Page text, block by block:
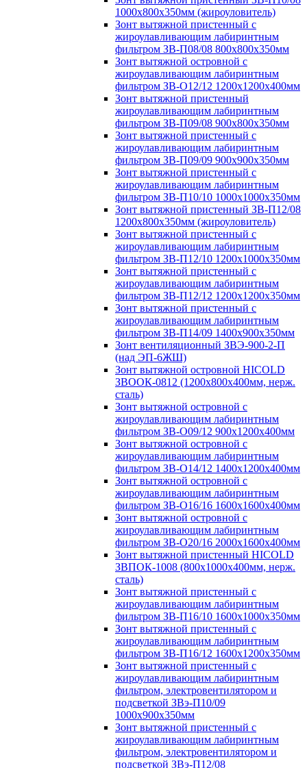
1000х800х350мм (жироуловитель)
Зонт вытяжной пристенный с
жироулавливающим лабиринтным
фильтром ЗВ-П08/08 800х800х350мм
Зонт вытяжной островной с
жироулавливающим лабиринтным
фильтром ЗВ-О12/12 1200х1200х400мм
Зонт вытяжной пристенный
жироулавливающим лабиринтным
фильтром ЗВ-П09/08 900х800х350мм
Зонт вытяжной пристенный с
жироулавливающим лабиринтным
фильтром ЗВ-П09/09 900х900х350мм
Зонт вытяжной пристенный с
жироулавливающим лабиринтным
фильтром ЗВ-П10/10 1000х1000х350мм
Зонт вытяжной пристенный ЗВ-П12/08
1200х800х350мм (жироуловитель)
Зонт вытяжной пристенный с
жироулавливающим лабиринтным
фильтром ЗВ-П12/10 1200х1000х350мм
Зонт вытяжной пристенный с
жироулавливающим лабиринтным
фильтром ЗВ-П12/12 1200х1200х350мм
Зонт вытяжной пристенный с
жироулавливающим лабиринтным
фильтром ЗВ-П14/09 1400х900х350мм
Зонт вентиляционный ЗВЭ-900-2-П
(над ЭП-6ЖШ)
Зонт вытяжной островной HICOLD
ЗВООК-0812 (1200х800x400мм, нерж.
сталь)
Зонт вытяжной островной с
жироулавливающим лабиринтным
фильтром ЗВ-О09/12 900х1200х400мм
Зонт вытяжной островной с
жироулавливающим лабиринтным
фильтром ЗВ-О14/12 1400х1200х400мм
Зонт вытяжной островной с
жироулавливающим лабиринтным
фильтром ЗВ-О16/16 1600х1600х400мм
Зонт вытяжной островной с
жироулавливающим лабиринтным
фильтром ЗВ-О20/16 2000х1600х400мм
Зонт вытяжной пристенный HICOLD
ЗВПОК-1008 (800х1000х400мм, нерж.
сталь)
Зонт вытяжной пристенный с
жироулавливающим лабиринтным
фильтром ЗВ-П16/10 1600х1000х350мм
Зонт вытяжной пристенный с
жироулавливающим лабиринтным
фильтром ЗВ-П16/12 1600х1200х350мм
Зонт вытяжной пристенный с
жироулавливающим лабиринтным
фильтром, электровентилятором и
подсветкой ЗВэ-П10/09
1000х900х350мм
Зонт вытяжной пристенный с
жироулавливающим лабиринтным
фильтром, электровентилятором и
подсветкой ЗВэ-П12/08